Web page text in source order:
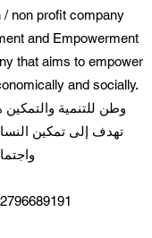
non profit company
and Empowerment
that aims to empower
and socially.
وطن للتنمية
تهدف إلى تمكين